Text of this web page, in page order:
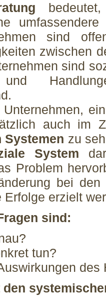
sind
zwischen
sind
und
auch im
Systemen zu
System
Problem
bei
erzielt
sind:
tun?
des